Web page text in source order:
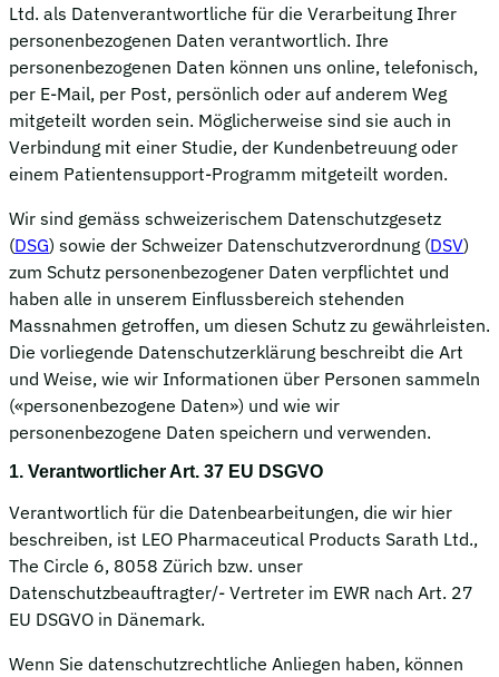
Ltd. als Datenverantwortliche für die Verarbeitung Ihrer
personenbezogenen Daten verantwortlich. Ihre
personenbezogenen Daten können uns online, telefonisch,
per E-Mail, per Post, persönlich oder auf anderem Weg
mitgeteilt worden sein. Möglicherweise sind sie auch in
Verbindung mit einer Studie, der Kundenbetreuung oder
einem Patientensupport-Programm mitgeteilt worden.
Wir sind gemäss schweizerischem Datenschutzgesetz
(DSG) sowie der Schweizer Datenschutzverordnung (DSV)
zum Schutz personenbezogener Daten verpflichtet und
haben alle in unserem Einflussbereich stehenden
Massnahmen getroffen, um diesen Schutz zu gewährleisten.
Die vorliegende Datenschutzerklärung beschreibt die Art
und Weise, wie wir Informationen über Personen sammeln
(«personenbezogene Daten») und wie wir
personenbezogene Daten speichern und verwenden.
1. Verantwortlicher Art. 37 EU DSGVO
Verantwortlich für die Datenbearbeitungen, die wir hier
beschreiben, ist LEO Pharmaceutical Products Sarath Ltd.,
The Circle 6, 8058 Zürich bzw. unser
Datenschutzbeauftragter/- Vertreter im EWR nach Art. 27
EU DSGVO in Dänemark.
Wenn Sie datenschutzrechtliche Anliegen haben, können